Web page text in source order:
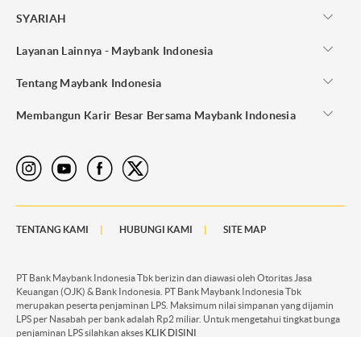
SYARIAH
Layanan Lainnya - Maybank Indonesia
Tentang Maybank Indonesia
Membangun Karir Besar Bersama Maybank Indonesia
TENTANG KAMI HUBUNGI KAMI SITE MAP
PT Bank Maybank Indonesia Tbk berizin dan diawasi oleh Otoritas Jasa
Keuangan (OJK) & Bank Indonesia. PT Bank Maybank Indonesia Tbk
merupakan peserta penjaminan LPS. Maksimum nilai simpanan yang dijamin
LPS per Nasabah per bank adalah Rp2 miliar. Untuk mengetahui tingkat bunga
penjaminan LPS silahkan akses KLIK DISINI